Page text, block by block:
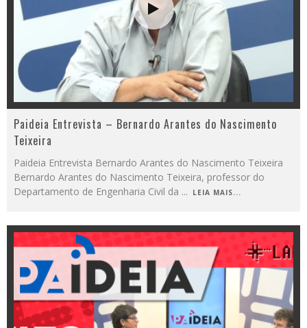
Paideia Entrevista – Bernardo Arantes do Nascimento
Teixeira
Paideia Entrevista Bernardo Arantes do Nascimento Teixeira
Bernardo Arantes do Nascimento Teixeira, professor do
Departamento de Engenharia Civil da ... LEIA MAIS...